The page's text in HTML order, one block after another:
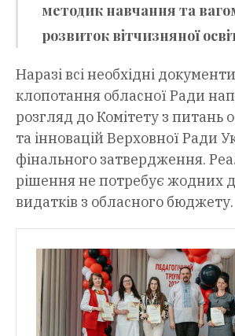
методик навчання та
розвиток вітчизняної
Наразі всі необхідні
клопотання обласної Ради
розгляд до Комітету з питань
та інновацій Верховної Ради
фінального затвердження.
рішення не потребує жодних
видатків з обласного бюджету.